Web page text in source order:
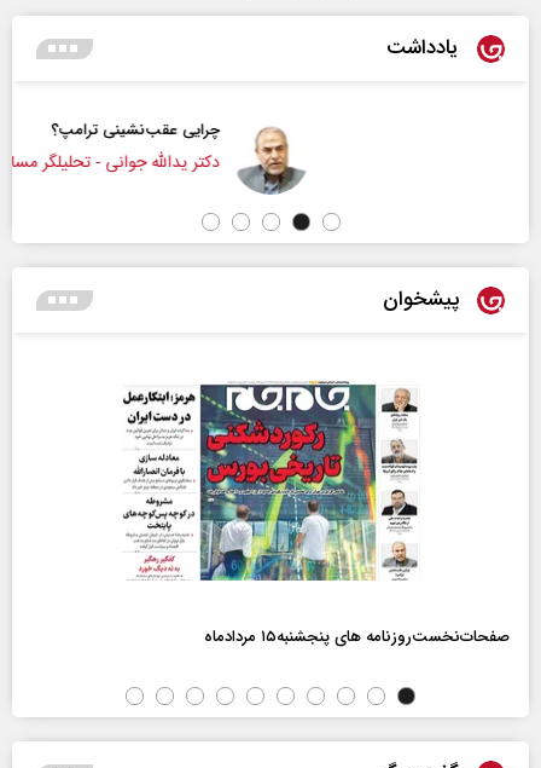
یادداشت
چرایی عقب‌نشینی ترامپ؟
دکتر یدالله جوانی - تحلیلگر مسائل سیاسی
پیشخوان
صفحات‌نخست‌روزنامه ها‌ی پنجشنبه‌۱۵ مردادماه